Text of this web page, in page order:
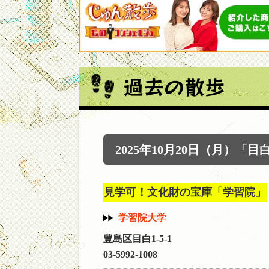
過去の散歩
2025年10月20日（月）「目
見学可！文化財の宝庫「学習院」
学習院大学
豊島区目白1-5-1
03-5992-1008